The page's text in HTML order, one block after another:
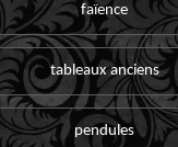
faïence
tableaux anciens
pendules